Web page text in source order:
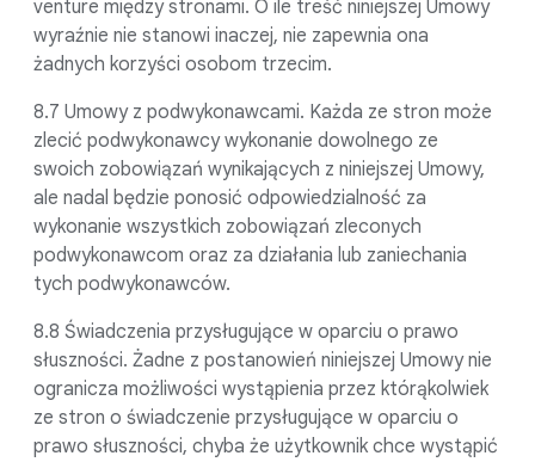
venture między stronami. O ile treść niniejszej Umowy
wyraźnie nie stanowi inaczej, nie zapewnia ona
żadnych korzyści osobom trzecim.
8.7 Umowy z podwykonawcami. Każda ze stron może
zlecić podwykonawcy wykonanie dowolnego ze
swoich zobowiązań wynikających z niniejszej Umowy,
ale nadal będzie ponosić odpowiedzialność za
wykonanie wszystkich zobowiązań zleconych
podwykonawcom oraz za działania lub zaniechania
tych podwykonawców.
8.8 Świadczenia przysługujące w oparciu o prawo
słuszności. Żadne z postanowień niniejszej Umowy nie
ogranicza możliwości wystąpienia przez którąkolwiek
ze stron o świadczenie przysługujące w oparciu o
prawo słuszności, chyba że użytkownik chce wystąpić